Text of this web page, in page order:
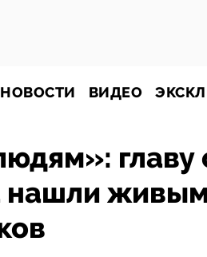
НОВОСТИ ВИДЕО
главу
живым